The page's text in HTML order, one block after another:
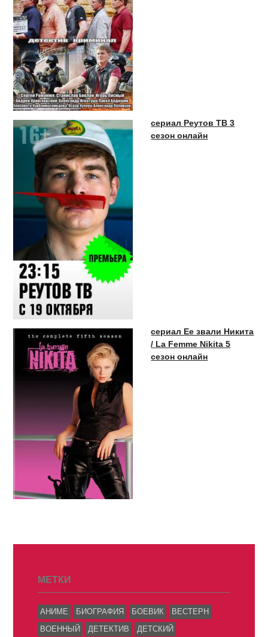
сериал Реутов ТВ 3
сезон онлайн
сериал Ее звали Никита
/ La Femme Nikita 5
сезон онлайн
МЕТКИ
АНИМЕ БИОГРАФИЯ БОЕВИК
ВЕСТЕРН
ВОЕННЫЙ
ДЕТЕКТИВ ДЕТСКИЙ